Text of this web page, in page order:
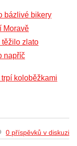
bázlivé bikery
Moravě
těžilo zlato
napříč
koloběžkami
0 příspěvků v diskuzi